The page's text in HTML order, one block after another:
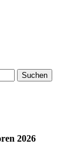
Suchen
2026